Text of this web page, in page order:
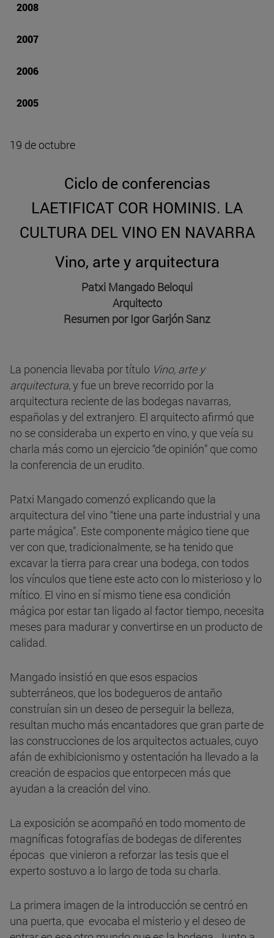
2008
2007
2006
2005
19 de octubre
Ciclo de conferencias
LAETIFICAT COR HOMINIS. LA
CULTURA DEL VINO EN NAVARRA
Vino, arte y arquitectura
Patxi Mangado Beloqui
Arquitecto
Resumen por Igor Garjón Sanz
La ponencia llevaba por título Vino, arte y
arquitectura, y fue un breve recorrido por la
arquitectura reciente de las bodegas navarras,
españolas y del extranjero. El arquitecto afirmó que
no se consideraba un experto en vino, y que veía su
charla más como un ejercicio “de opinión” que como
la conferencia de un erudito.
Patxi Mangado comenzó explicando que la
arquitectura del vino “tiene una parte industrial y una
parte mágica”. Este componente mágico tiene que
ver con que, tradicionalmente, se ha tenido que
excavar la tierra para crear una bodega, con todos
los vínculos que tiene este acto con lo misterioso y lo
mítico. El vino en sí mismo tiene esa condición
mágica por estar tan ligado al factor tiempo, necesita
meses para madurar y convertirse en un producto de
calidad.
Mangado insistió en que esos espacios
subterráneos, que los bodegueros de antaño
construían sin un deseo de perseguir la belleza,
resultan mucho más encantadores que gran parte de
las construcciones de los arquitectos actuales, cuyo
afán de exhibicionismo y ostentación ha llevado a la
creación de espacios que entorpecen más que
ayudan a la creación del vino.
La exposición se acompañó en todo momento de
magníficas fotografías de bodegas de diferentes
épocas que vinieron a reforzar las tesis que el
experto sostuvo a lo largo de toda su charla.
La primera imagen de la introducción se centró en
una puerta, que evocaba el misterio y el deseo de